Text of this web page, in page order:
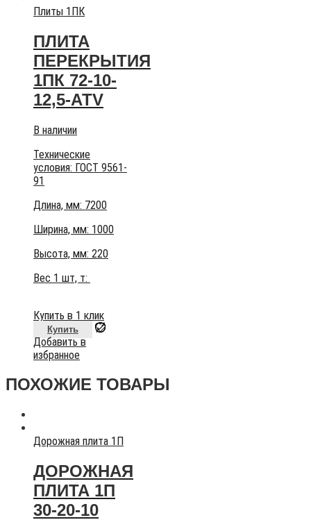
Плиты 1ПК
ПЛИТА
ПЕРЕКРЫТИЯ
1ПК 72-10-
12,5-АТV
В наличии
Технические
условия: ГОСТ 9561-
91
Длина, мм: 7200
Ширина, мм: 1000
Высота, мм: 220
Вес 1 шт, т:
Купить в 1 клик
Купить
Добавить в
избранное
ПОХОЖИЕ ТОВАРЫ
Дорожная плита 1П
ДОРОЖНАЯ
ПЛИТА 1П
30-20-10